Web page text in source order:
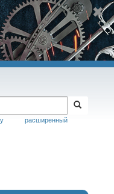
расширенный